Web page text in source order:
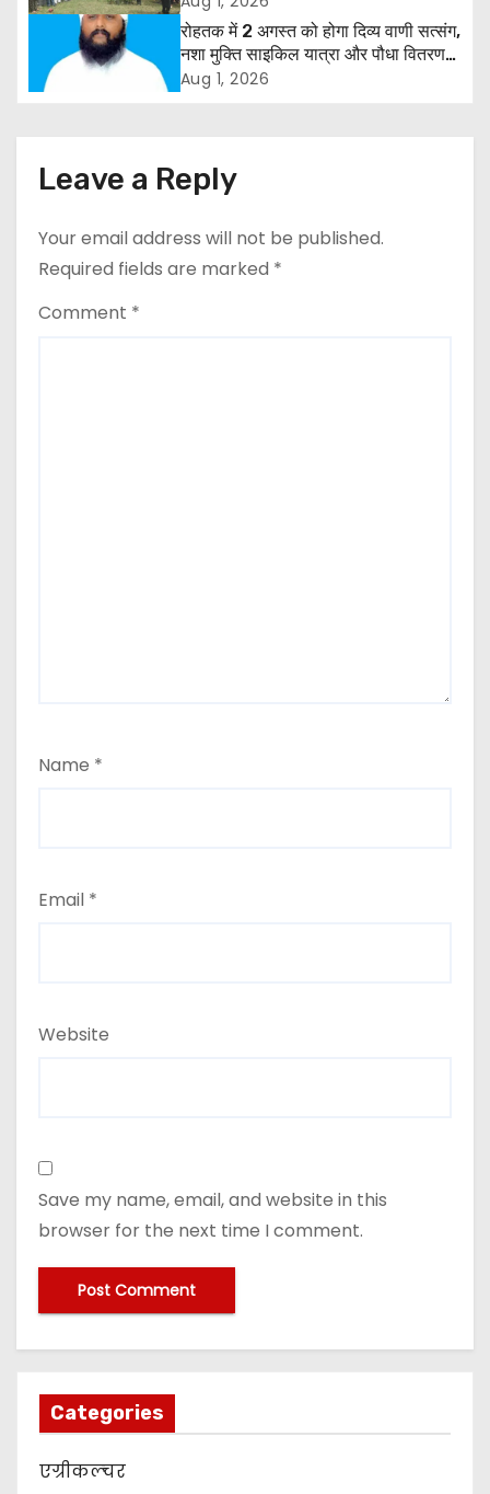
i
g
o
मांग
रोहतक में 2 अगस्त को होगा दिव्य वाणी सत्संग,
नशा मुक्ति साइकिल यात्रा और पौधा वितरण
कार्यक्रम
Aug 1, 2026
Leave a Reply
Your email address will not be published.
Required fields are marked *
Comment *
Name *
Email *
Website
Save my name, email, and website in this
browser for the next time I comment.
Categories
एग्रीकल्चर